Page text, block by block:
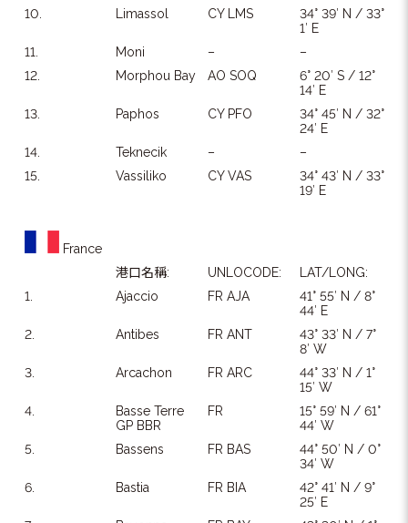
10.
Limassol CY LMS
34° 39′ N / 33°
1′ E
11.
Moni –
–
12.
Morphou Bay AO SOQ
6° 20′ S / 12°
14′ E
13.
Paphos CY PFO
34° 45′ N / 32°
24′ E
14.
Teknecik –
–
15.
Vassiliko CY VAS
34° 43′ N / 33°
19′ E
France
港口名稱:
UNLOCODE:
LAT/LONG:
1.
Ajaccio FR AJA
41° 55′ N / 8°
44′ E
2.
Antibes FR ANT
43° 33′ N / 7°
8′ W
3.
Arcachon FR ARC
44° 33′ N / 1°
15′ W
4.
Basse Terre
GP BBR
FR
15° 59′ N / 61°
44′ W
5.
Bassens FR BAS
44° 50′ N / 0°
34′ W
6.
Bastia FR BIA
42° 41′ N / 9°
25′ E